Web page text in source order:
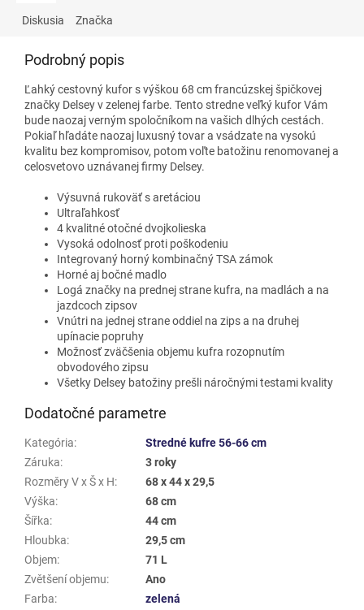
Diskusia Značka
Podrobný popis
Ľahký cestovný kufor s výškou 68 cm francúzskej špičkovej
značky Delsey v zelenej farbe. Tento stredne veľký kufor Vám
bude naozaj verným spoločníkom na vašich dlhých cestách.
Pokiaľ hľadáte naozaj luxusný tovar a vsádzate na vysokú
kvalitu bez kompromisov, potom voľte batožinu renomovanej a
celosvetovo uznávanej firmy Delsey.
Výsuvná rukoväť s aretáciou
Ultraľahkosť
4 kvalitné otočné dvojkolieska
Vysoká odolnosť proti poškodeniu
Integrovaný horný kombinačný TSA zámok
Horné aj bočné madlo
Logá značky na prednej strane kufra, na madlách a na
jazdcoch zipsov
Vnútri na jednej strane oddiel na zips a na druhej
upínacie popruhy
Možnosť zväčšenia objemu kufra rozopnutím
obvodového zipsu
Všetky Delsey batožiny prešli náročnými testami kvality
Dodatočné parametre
Kategória:
Stredné kufre 56-66 cm
Záruka:
3 roky
Rozměry V x Š x H:
68 x 44 x 29,5
Výška:
68 cm
Šířka:
44 cm
Hloubka:
29,5 cm
Objem:
71 L
Zvětšení objemu:
Ano
Farba:
zelená